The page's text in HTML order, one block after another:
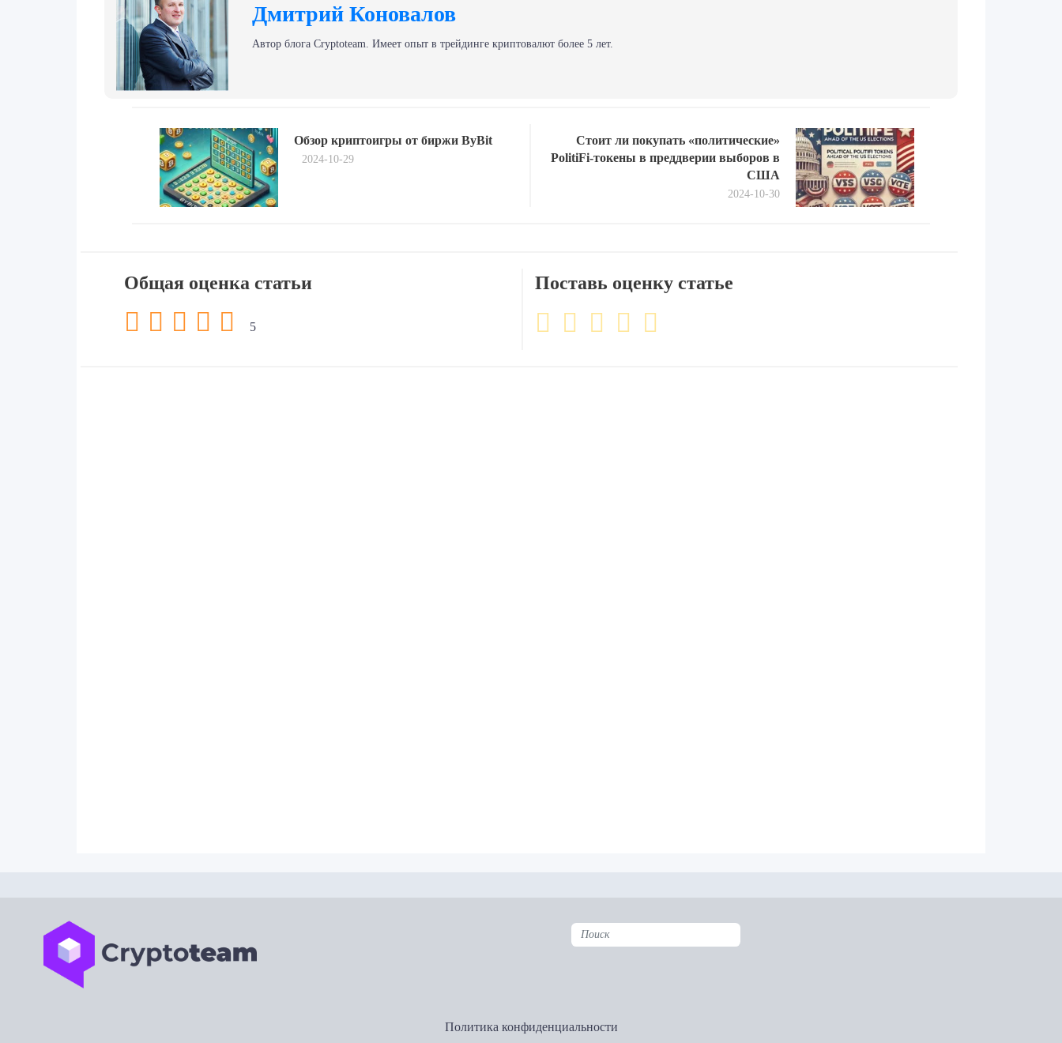
Дмитрий Коновалов
Автор блога Сryptoteam. Имеет опыт в трейдинге криптовалют более 5 лет.
записям
Обзор криптоигры от биржи ByBit
2024-10-29
Next
post:
Стоит ли покупать «политические»
PolitiFi-токены в преддверии выборов в
США
2024-10-30
Общая оценка статьи
5
Поставь оценку статье
Политика конфиденциальности